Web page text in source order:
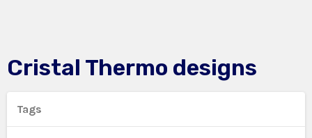
Cristal Thermo designs
Tags